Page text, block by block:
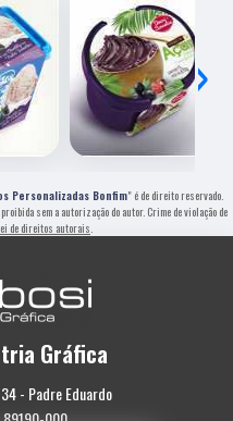
›
Personalizadas Bonfim" é de direito reservado.
sem a autorização do autor. Crime de violação de
de direitos autorais
Gráfica
- Padre Eduardo